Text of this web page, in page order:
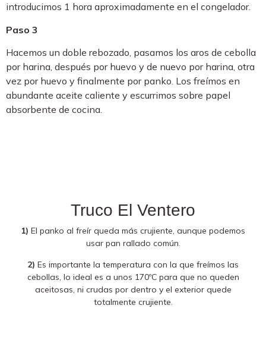
introducimos 1 hora aproximadamente en el congelador.
Paso 3
Hacemos un doble rebozado, pasamos los aros de cebolla
por harina, después por huevo y de nuevo por harina, otra
vez por huevo y finalmente por panko. Los freímos en
abundante aceite caliente y escurrimos sobre papel
absorbente de cocina.
Truco El Ventero
1) El panko al freír queda más crujiente, aunque podemos
usar pan rallado común.
2) Es importante la temperatura con la que freímos las
cebollas, lo ideal es a unos 170ºC para que no queden
aceitosas, ni crudas por dentro y el exterior quede
totalmente crujiente.